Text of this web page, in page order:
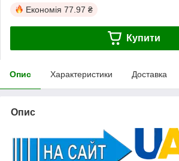
Економія 77.97 ₴
Купити
Опис Характеристики Доставка
Опис